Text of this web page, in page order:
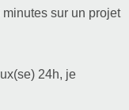
sur un projet
24h, je